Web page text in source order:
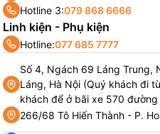
Hotline 3:079 868 6666
Linh kiện - Phụ kiện
Hotline:077 685 7777
Số 4, Ngách 69 Láng Trung,
Láng, Hà Nội (Quý khách đi
khách để ở bãi xe 570 đường
266/68 Tô Hiến Thành - P.